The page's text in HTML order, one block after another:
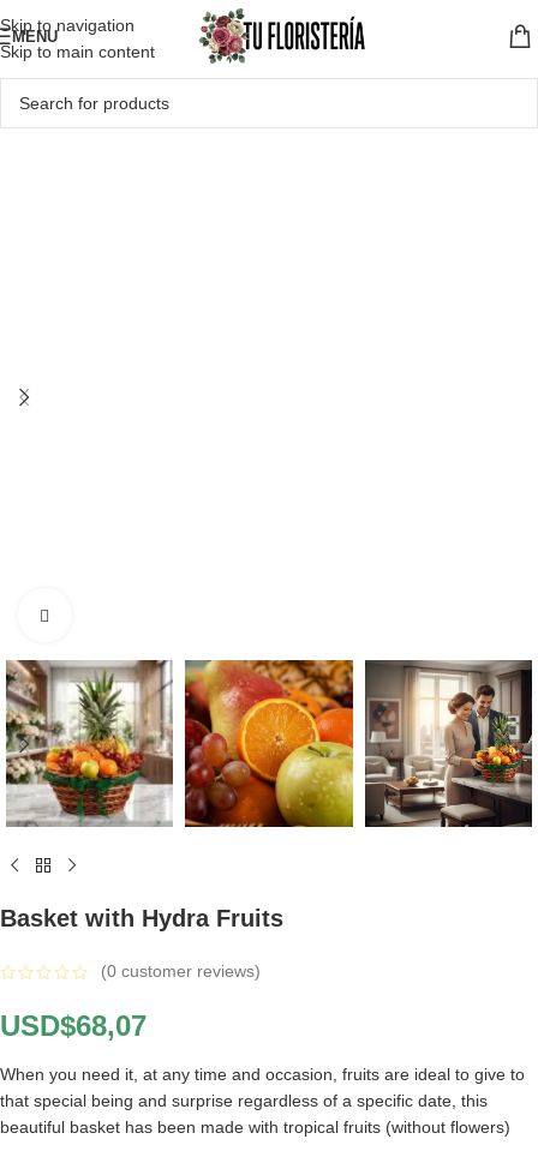
Skip to navigation
Skip to main content
MENU
Basket with Hydra Fruits
(0 customer reviews)
USD$68,07
When you need it, at any time and occasion, fruits are ideal to give to
that special being and surprise regardless of a specific date, this
beautiful basket has been made with tropical fruits (without flowers)